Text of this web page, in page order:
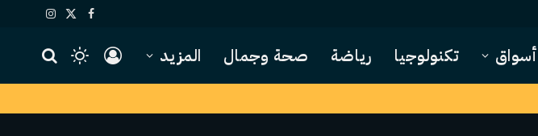
فيسبوك
X
الانستغرام
أسواق تكنولوجيا رياضة صحة وجمال المزيد